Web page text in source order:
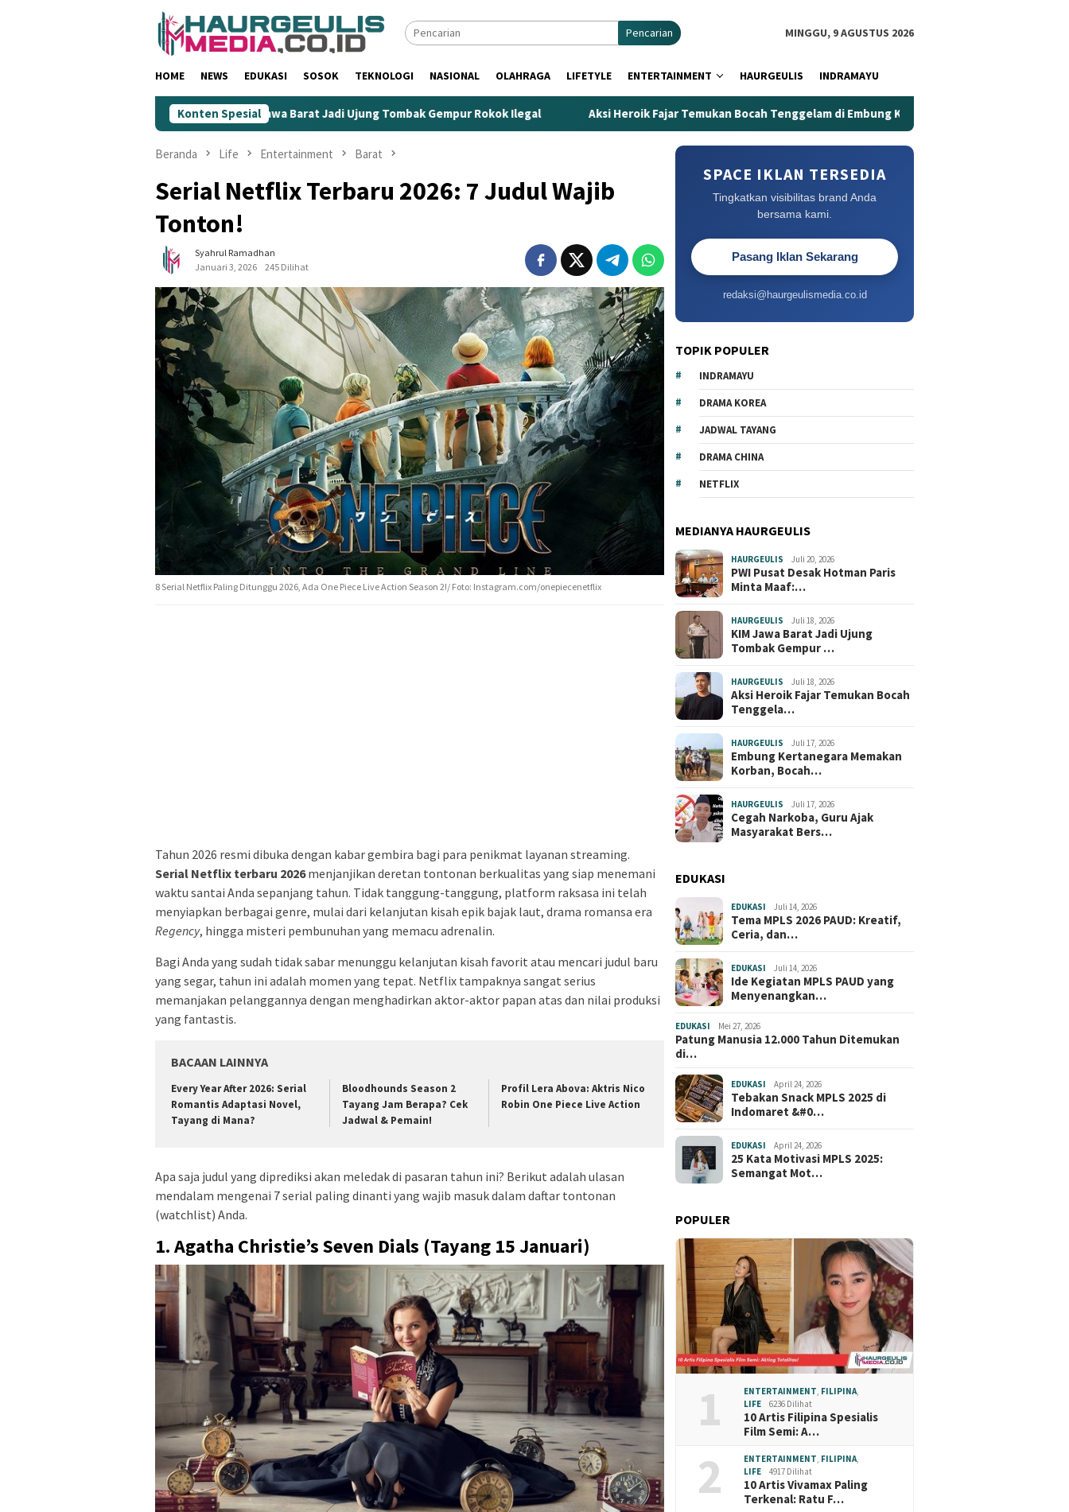
Pencarian MINGGU, 9 AGUSTUS 2026
HOME NEWS EDUKASI SOSOK TEKNOLOGI NASIONAL OLAHRAGA LIFETYLE ENTERTAINMENT HAURGEULIS INDRAMAYU
Konten Spesial
KIM Jawa Barat Jadi Ujung Tombak Gempur Rokok Ilegal Aksi Heroik Fajar Temukan Bocah Tenggelam di Embung Kertanegara Embung Kertanegara
Beranda Life Entertainment Barat
Serial Netflix Terbaru 2026: 7 Judul Wajib
Tonton!
Syahrul Ramadhan
Januari 3, 2026
245 Dilihat
8 Serial Netflix Paling Ditunggu 2026, Ada One Piece Live Action Season 2!/ Foto: Instagram.com/onepiecenetflix
Tahun 2026 resmi dibuka dengan kabar gembira bagi para penikmat layanan streaming.
Serial Netflix terbaru 2026menjanjikan deretan tontonan berkualitas yang siap menemani
waktu santai Anda sepanjang tahun. Tidak tanggung-tanggung, platform raksasa ini telah
menyiapkan berbagai genre, mulai dari kelanjutan kisah epik bajak laut, drama romansa era
Regency, hingga misteri pembunuhan yang memacu adrenalin.
Bagi Anda yang sudah tidak sabar menunggu kelanjutan kisah favorit atau mencari judul baru
yang segar, tahun ini adalah momen yang tepat. Netflix tampaknya sangat serius
memanjakan pelanggannya dengan menghadirkan aktor-aktor papan atas dan nilai produksi
yang fantastis.
BACAAN LAINNYA
Every Year After 2026: Serial
Romantis Adaptasi Novel,
Tayang di Mana?
Bloodhounds Season 2
Tayang Jam Berapa? Cek
Jadwal & Pemain!
Profil Lera Abova: Aktris Nico
Robin One Piece Live Action
Apa saja judul yang diprediksi akan meledak di pasaran tahun ini? Berikut adalah ulasan
mendalam mengenai 7 serial paling dinanti yang wajib masuk dalam daftar tontonan
(watchlist) Anda.
1. Agatha Christie’s Seven Dials (Tayang 15 Januari)
SPACE IKLAN TERSEDIA
Tingkatkan visibilitas brand Anda
bersama kami.
Pasang Iklan Sekarang
redaksi@haurgeulismedia.co.id
TOPIK POPULER
INDRAMAYU
DRAMA KOREA
JADWAL TAYANG
DRAMA CHINA
NETFLIX
MEDIANYA HAURGEULIS
HAURGEULIS Juli 20, 2026
PWI Pusat Desak Hotman Paris
Minta Maaf:…
HAURGEULIS Juli 18, 2026
KIM Jawa Barat Jadi Ujung
Tombak Gempur …
HAURGEULIS Juli 18, 2026
Aksi Heroik Fajar Temukan Bocah
Tenggela…
HAURGEULIS Juli 17, 2026
Embung Kertanegara Memakan
Korban, Bocah…
HAURGEULIS Juli 17, 2026
Cegah Narkoba, Guru Ajak
Masyarakat Bers…
EDUKASI
EDUKASI Juli 14, 2026
Tema MPLS 2026 PAUD: Kreatif,
Ceria, dan…
EDUKASI Juli 14, 2026
Ide Kegiatan MPLS PAUD yang
Menyenangkan…
EDUKASI Mei 27, 2026
Patung Manusia 12.000 Tahun Ditemukan
di…
EDUKASI April 24, 2026
Tebakan Snack MPLS 2025 di
Indomaret &#0…
EDUKASI April 24, 2026
25 Kata Motivasi MPLS 2025:
Semangat Mot…
POPULER
1 ENTERTAINMENT FILIPINA
LIFE
6236 Dilihat
10 Artis Filipina Spesialis
Film Semi: A…
2 ENTERTAINMENT FILIPINA
LIFE
4917 Dilihat
10 Artis Vivamax Paling
Terkenal: Ratu F…